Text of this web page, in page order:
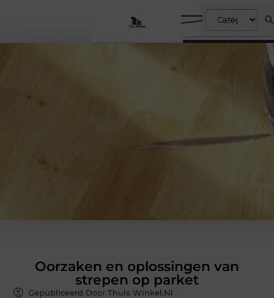
Oorzaken en oplossingen van
strepen op parket
Gepubliceerd Door Thuis Winkel.nl